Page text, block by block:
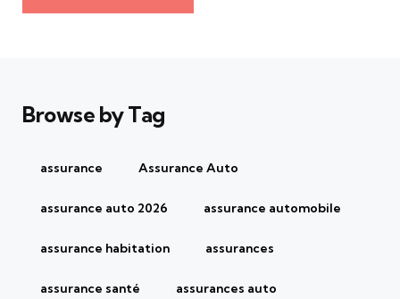
Browse by Tag
assurance Assurance Auto
assurance auto 2026 assurance automobile
assurance habitation assurances
assurance santé assurances auto